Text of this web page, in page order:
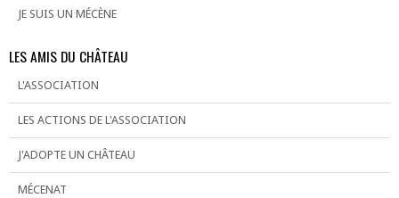
JE SUIS UN MÉCÈNE
LES AMIS DU CHÂTEAU
L'ASSOCIATION
LES ACTIONS DE L'ASSOCIATION
J'ADOPTE UN CHÂTEAU
MÉCENAT